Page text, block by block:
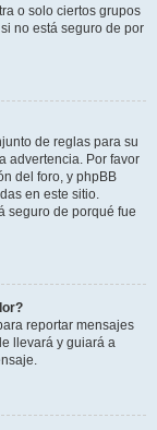
o solo ciertos grupos
no está seguro de por
de reglas para su
advertencia. Por favor
del foro, y phpBB
en este sitio.
seguro de porqué fue
reportar mensajes
llevará y guiará a